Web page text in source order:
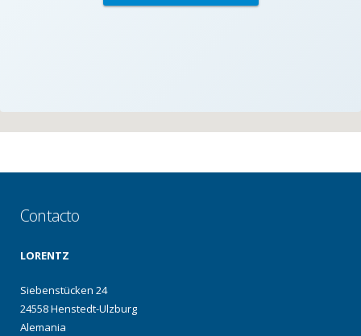
Contacto
LORENTZ
Siebenstücken 24
24558 Henstedt-Ulzburg
Alemania